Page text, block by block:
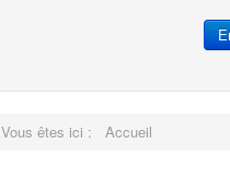
Vous êtes ici : Accueil